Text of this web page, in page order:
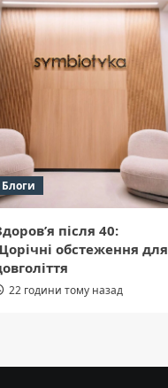
Блоги
після 40:
обстеження для
22 години тому назад